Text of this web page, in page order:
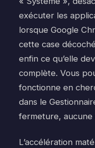
exécuter les
lorsque Google
cette case
enfin ce qu’elle
complète. Vous
fonctionne en
dans le
fermeture, aucune
L’accélération